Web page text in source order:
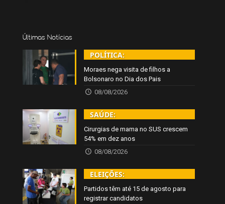
Últimas Notícias
POLÍTICA:
Moraes nega visita de filhos a
Bolsonaro no Dia dos Pais
08/08/2026
SAÚDE:
Cirurgias de mama no SUS crescem
54% em dez anos
08/08/2026
ELEIÇÕES:
Partidos têm até 15 de agosto para
registrar candidatos